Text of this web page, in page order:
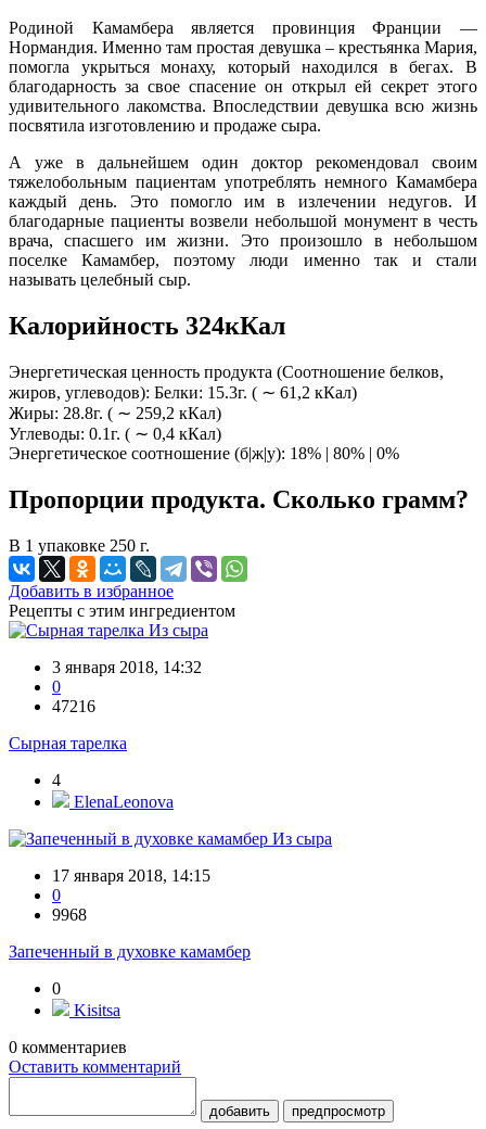
Родиной Камамбера является провинция Франции —
Нормандия. Именно там простая девушка – крестьянка Мария,
помогла укрыться монаху, который находился в бегах. В
благодарность за свое спасение он открыл ей секрет этого
удивительного лакомства. Впоследствии девушка всю жизнь
посвятила изготовлению и продаже сыра.
А уже в дальнейшем один доктор рекомендовал своим
тяжелобольным пациентам употреблять немного Камамбера
каждый день. Это помогло им в излечении недугов. И
благодарные пациенты возвели небольшой монумент в честь
врача, спасшего им жизни. Это произошло в небольшом
поселке Камамбер, поэтому люди именно так и стали
называть целебный сыр.
Калорийность 324кКал
Энергетическая ценность продукта (Соотношение белков,
жиров, углеводов): Белки: 15.3г. ( ∼ 61,2 кКал)
Жиры: 28.8г. ( ∼ 259,2 кКал)
Углеводы: 0.1г. ( ∼ 0,4 кКал)
Энергетическое соотношение (б|ж|у): 18% | 80% | 0%
Пропорции продукта. Сколько грамм?
В 1 упаковке 250 г.
Добавить в избранное
Рецепты с этим ингредиентом
Из сыра
3 января 2018, 14:32
0
47216
Сырная тарелка
4
ElenaLeonova
Из сыра
17 января 2018, 14:15
0
9968
Запеченный в духовке камамбер
0
Kisitsa
0 комментариев
Оставить комментарий
добавить предпросмотр